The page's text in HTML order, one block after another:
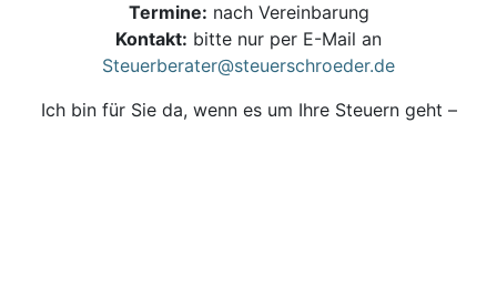
Termine: nach Vereinbarung
Kontakt: bitte nur per E-Mail an
Steuerberater@steuerschroeder.de
Ich bin für Sie da, wenn es um Ihre Steuern geht –